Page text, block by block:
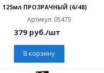
125мл ПРОЗРАЧНЫЙ (6/48)
Артикул: 05475
379 руб./шт
В корзину